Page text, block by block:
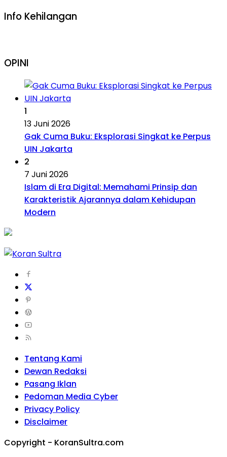
Info Kehilangan
OPINI
1
13 Juni 2026
Gak Cuma Buku: Eksplorasi Singkat ke Perpus
UIN Jakarta
2
7 Juni 2026
Islam di Era Digital: Memahami Prinsip dan
Karakteristik Ajarannya dalam Kehidupan
Modern
Tentang Kami
Dewan Redaksi
Pasang Iklan
Pedoman Media Cyber
Privacy Policy
Disclaimer
Copyright - KoranSultra.com